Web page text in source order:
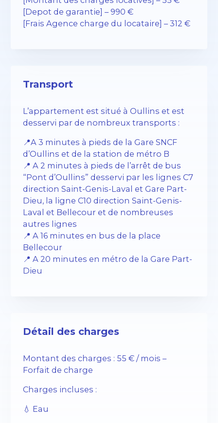
[Depot de garantie] – 990 €
[Frais Agence charge du locataire] – 312 €
Transport
L’appartement est situé à Oullins et est
desservi par de nombreux transports :
📍A 3 minutes à pieds de la Gare SNCF
d’Oullins et de la station de métro B
📍 A 2 minutes à pieds de l’arrêt de bus
“Pont d’Oullins” desservi par les lignes C7
direction Saint-Genis-Laval et Gare Part-
Dieu, la ligne C10 direction Saint-Genis-
Laval et Bellecour et de nombreuses
autres lignes
📍 A 16 minutes en bus de la place
Bellecour
📍 A 20 minutes en métro de la Gare Part-
Dieu
Détail des charges
Montant des charges : 55 € / mois –
Forfait de charge
Charges incluses :
💧 Eau